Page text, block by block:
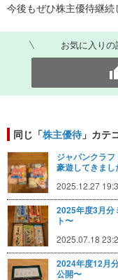
今後もぜひ株主優待継続
お気に入り
同じ「株主優待」カテ
ジャパンクラ
豪遊してきまし
2025.12.27
2025年度3月分
ト〜
2025.07.18
2024年度12月
公開〜